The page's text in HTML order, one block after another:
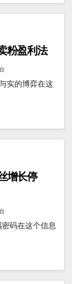
粉盈利法
实的博弈在这
增长停
码在这个信息